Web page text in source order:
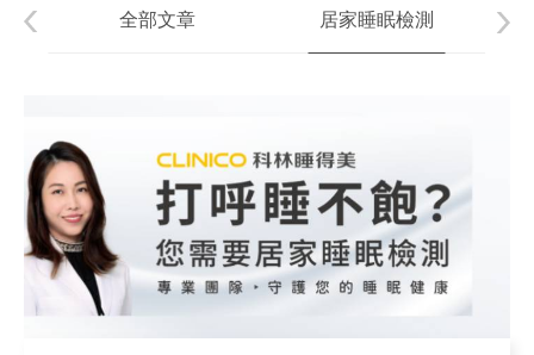
全部文章 居家睡眠檢測